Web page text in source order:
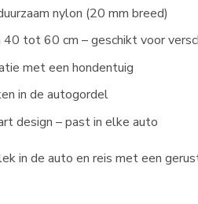
nylon (20 mm breed)
tot 60 cm – geschikt voor
met een hondentuig
in de autogordel
design – past in elke auto
in de auto en reis met een